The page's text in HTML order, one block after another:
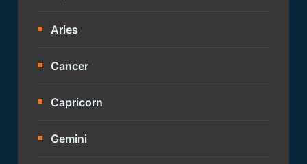
Aries
Cancer
Capricorn
Gemini